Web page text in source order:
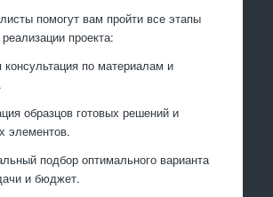
помогут вам пройти все этапы
проекта:
по материалам и
образцов готовых решений и
элементов.
подбор оптимального варианта
и бюджет.